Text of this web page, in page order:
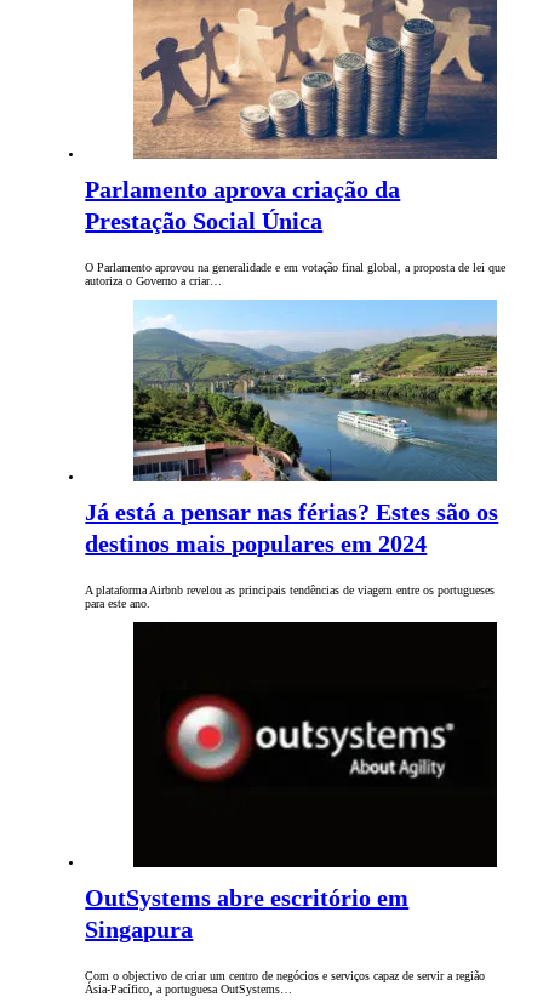
Parlamento aprova criação da
Prestação Social Única
O Parlamento aprovou na generalidade e em votação final global, a proposta de lei que
autoriza o Governo a criar…
Já está a pensar nas férias? Estes são os
destinos mais populares em 2024
A plataforma Airbnb revelou as principais tendências de viagem entre os portugueses
para este ano.
OutSystems abre escritório em
Singapura
Com o objectivo de criar um centro de negócios e serviços capaz de servir a região
Ásia-Pacífico, a portuguesa OutSystems…